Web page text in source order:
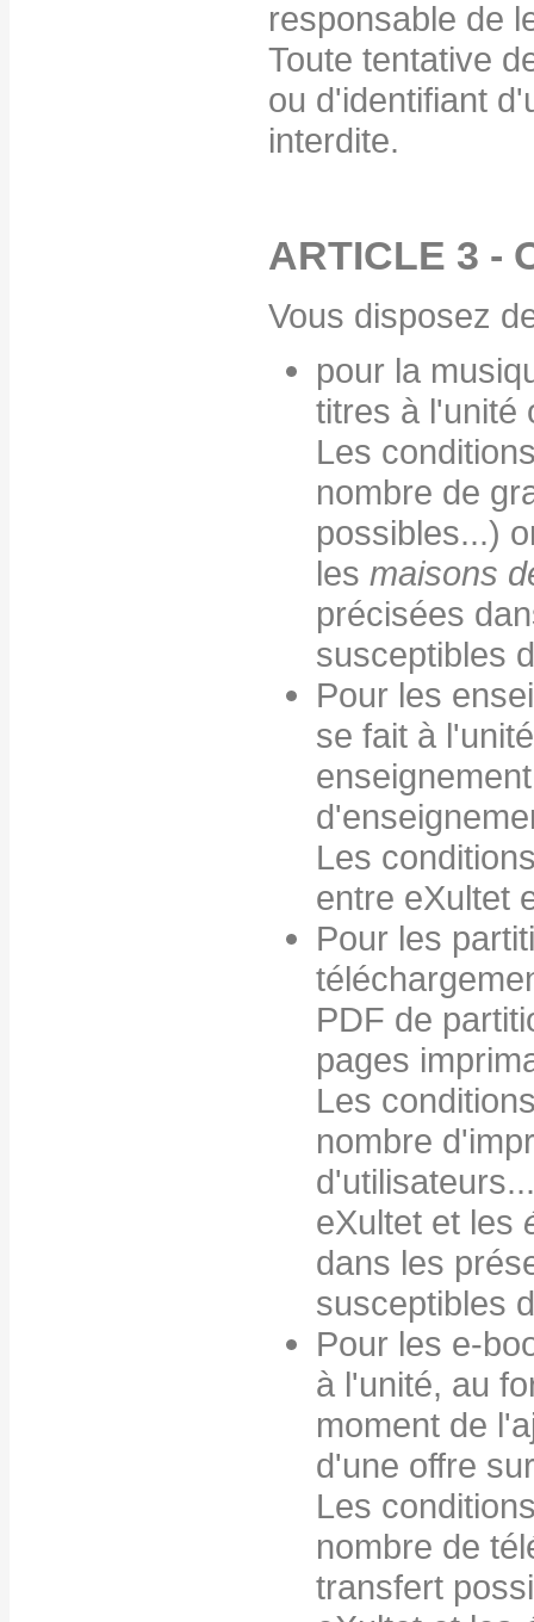
responsable de
Toute tentative
ou d'identifiant
interdite.
ARTICLE 3 -
Vous disposez
pour la
titres à l'unité
Les
nombre de
possibles...)
les maisons
précisées
susceptibles
Pour les
se fait à
Les
entre eXultet
Pour les
PDF de
pages
Les
nombre
eXultet et les
dans les
susceptibles
Pour les e-
à l'unité, au
moment de
d'une offre
Les
nombre de
transfert